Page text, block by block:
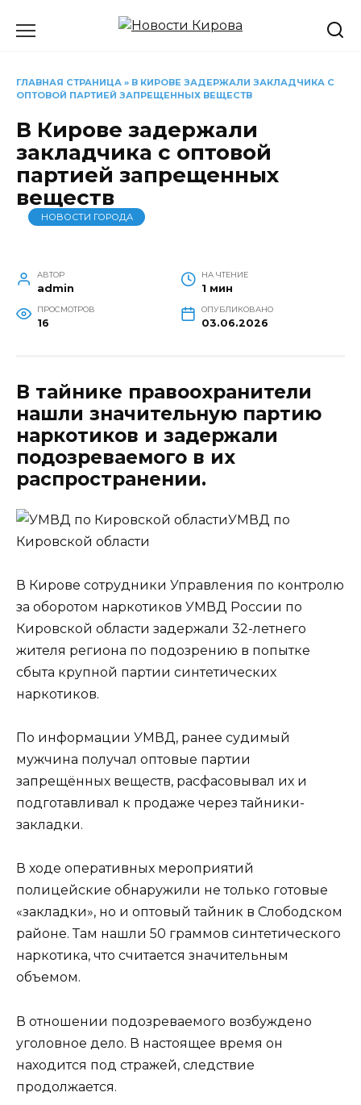
ГЛАВНАЯ СТРАНИЦА » В КИРОВЕ ЗАДЕРЖАЛИ ЗАКЛАДЧИКА С
ОПТОВОЙ ПАРТИЕЙ ЗАПРЕЩЕННЫХ ВЕЩЕСТВ
В Кирове задержали
закладчика с оптовой
партией запрещенных
веществ
НОВОСТИ ГОРОДА
АВТОР
admin
НА ЧТЕНИЕ
1 мин
ПРОСМОТРОВ
16
ОПУБЛИКОВАНО
03.06.2026
В тайнике правоохранители
нашли значительную партию
наркотиков и задержали
подозреваемого в их
распространении.
УМВД по
Кировской области
В Кирове сотрудники Управления по контролю
за оборотом наркотиков УМВД России по
Кировской области задержали 32-летнего
жителя региона по подозрению в попытке
сбыта крупной партии синтетических
наркотиков.
По информации УМВД, ранее судимый
мужчина получал оптовые партии
запрещённых веществ, расфасовывал их и
подготавливал к продаже через тайники-
закладки.
В ходе оперативных мероприятий
полицейские обнаружили не только готовые
«закладки», но и оптовый тайник в Слободском
районе. Там нашли 50 граммов синтетического
наркотика, что считается значительным
объемом.
В отношении подозреваемого возбуждено
уголовное дело. В настоящее время он
находится под стражей, следствие
продолжается.